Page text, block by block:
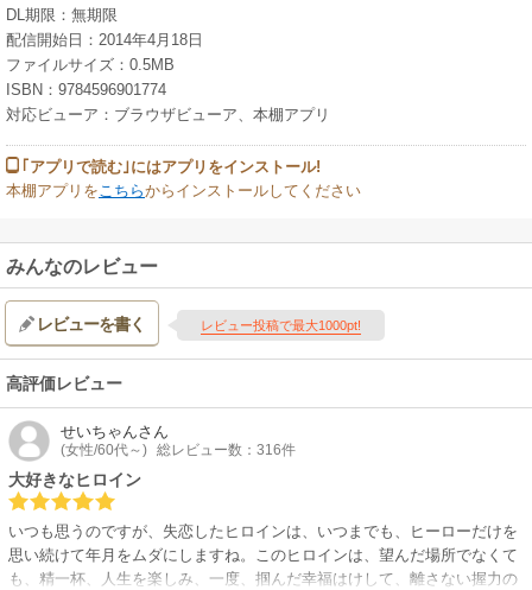
DL期限：無期限
配信開始日：2014年4月18日
ファイルサイズ：0.5MB
ISBN：9784596901774
対応ビューア：ブラウザビューア、本棚アプリ
｢アプリで読む｣にはアプリをインストール!
本棚アプリを こちらからインストールしてください
みんなのレビュー
レビューを書く レビュー投稿で最大1000pt!
高評価レビュー
せいちゃんさん
(女性/60代～) 総レビュー数：316件
大好きなヒロイン
いつも思うのですが、失恋したヒロインは、いつまでも、ヒーローだけを
思い続けて年月をムダにしますね。このヒロインは、望んだ場所でなくて
も、精一杯、人生を楽しみ、一度、掴んだ幸福はけして、離さない握力の